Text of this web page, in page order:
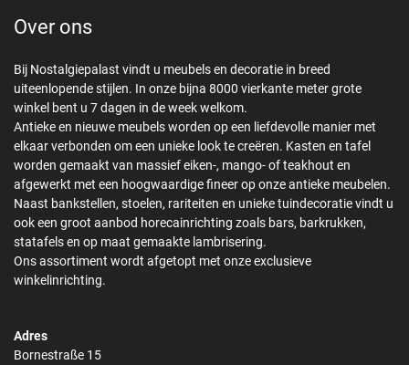
Over ons
Bij Nostalgiepalast vindt u meubels en decoratie in breed
uiteenlopende stijlen. In onze bijna 8000 vierkante meter grote
winkel bent u 7 dagen in de week welkom.
Antieke en nieuwe meubels worden op een liefdevolle manier met
elkaar verbonden om een unieke look te creëren. Kasten en tafel
worden gemaakt van massief eiken-, mango- of teakhout en
afgewerkt met een hoogwaardige fineer op onze antieke meubelen.
Naast bankstellen, stoelen, rariteiten en unieke tuindecoratie vindt u
ook een groot aanbod horecainrichting zoals bars, barkrukken,
statafels en op maat gemaakte lambrisering.
Ons assortiment wordt afgetopt met onze exclusieve
winkelinrichting.
Adres
Bornestraße 15